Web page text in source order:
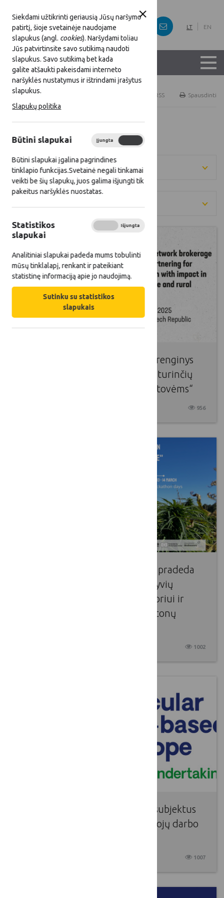
Siekdami užtikrinti geriausią Jūsų naršymo
patirtį, šioje svetainėje naudojame
slapukus (angl. cookies). Naršydami toliau
Jūs patvirtinsite savo sutikimą naudoti
slapukus. Savo sutikimą bet kada
galite atšaukti pakeisdami interneto
naršyklės nustatymus ir ištrindami įrašytus
slapukus.
Slapukų politika
Būtini slapukai Įjungta
Būtini slapukai įgalina pagrindines
tinklapio funkcijas.Svetainė negali tinkamai
veikti be šių slapukų, juos galima išjungti tik
pakeitus naršyklės nuostatas.
Statistikos
slapukai
Išjungta
Analitiniai slapukai padeda mums tobulinti
mūsų tinklalapį, renkant ir pateikiant
statistinę informaciją apie jo naudojimą.
Sutinku su statistikos
slapukais
LT EN
Titulinis Spausdinti
RSS
Metai
ES BŽŪP tinklo tarpininkavimo renginys
„Partnerystė siekiant inovacijų, turinčių
poveikį žemės ūkiui ir kaimo vietovėms“
956
Bioboosters projekto partneriai pradeda
naujus metus ieškodami inovatyvių
sprendimų bioekonomikos sektoriui ir
skelbia naują tarptautinių hakatonų
1002
CBE JU kviečia suinteresuotus subjektus
prisijungti prie pirminių gamintojų darbo
1007